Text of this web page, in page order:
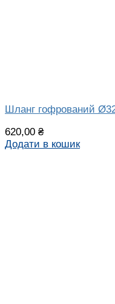
Шланг гофрований
620,00 ₴
Додати в кошик